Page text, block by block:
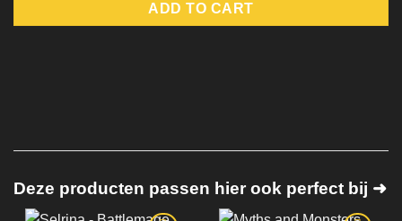
ADD TO CART
Deze producten passen hier ook perfect bij ➜